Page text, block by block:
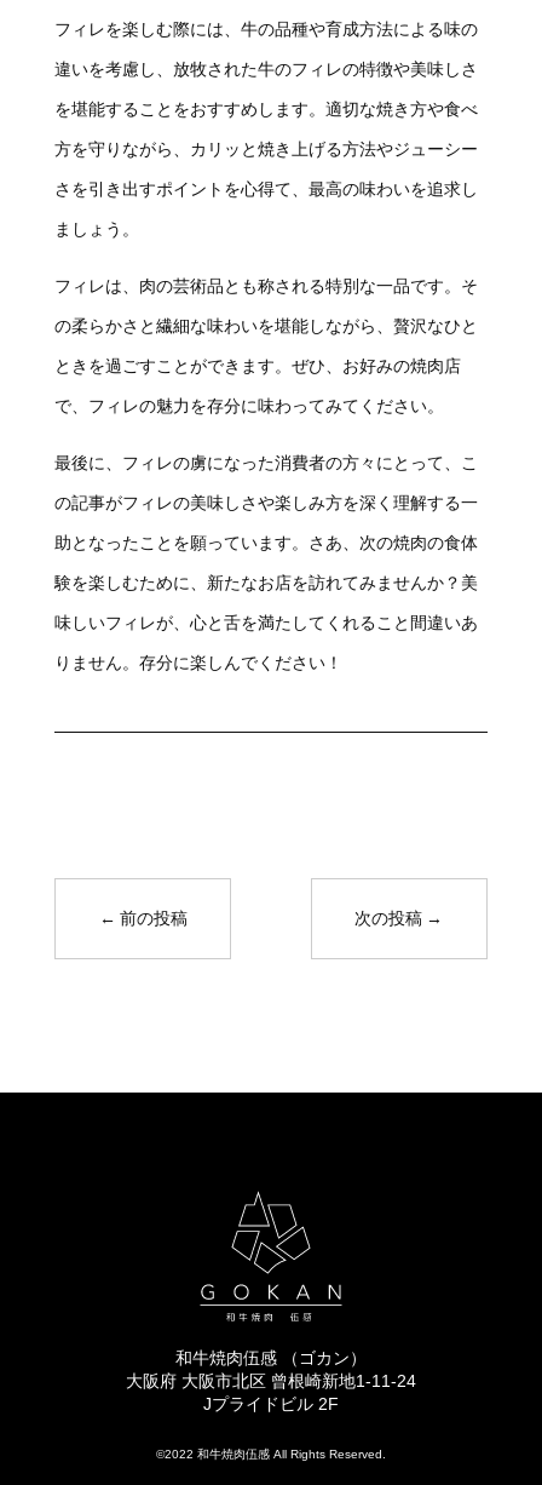
フィレを楽しむ際には、牛の品種や育成方法による味の
違いを考慮し、放牧された牛のフィレの特徴や美味しさ
を堪能することをおすすめします。適切な焼き方や食べ
方を守りながら、カリッと焼き上げる方法やジューシー
さを引き出すポイントを心得て、最高の味わいを追求し
ましょう。
フィレは、肉の芸術品とも称される特別な一品です。そ
の柔らかさと繊細な味わいを堪能しながら、贅沢なひと
ときを過ごすことができます。ぜひ、お好みの焼肉店
で、フィレの魅力を存分に味わってみてください。
最後に、フィレの虜になった消費者の方々にとって、こ
の記事がフィレの美味しさや楽しみ方を深く理解する一
助となったことを願っています。さあ、次の焼肉の食体
験を楽しむために、新たなお店を訪れてみませんか？美
味しいフィレが、心と舌を満たしてくれること間違いあ
りません。存分に楽しんでください！
← 前の投稿 次の投稿 →
和牛焼肉伍感 （ゴカン）
大阪府 大阪市北区 曾根崎新地1-11-24
Jプライドビル 2F
©2022 和牛焼肉伍感 All Rights Reserved.